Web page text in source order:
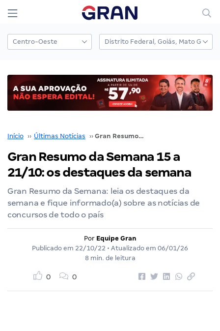
Início ›› Últimas Notícias ›› Gran Resumo da Semana 15 a 21/10: os destaques da semana
Gran Resumo da Semana 15 a
21/10: os destaques da semana
Gran Resumo da Semana: leia os destaques da
semana e fique informado(a) sobre as notícias de
concursos de todo o país
Por Equipe Gran
Publicado em 22/10/22 • Atualizado em 06/01/26
8 min. de leitura
0 0